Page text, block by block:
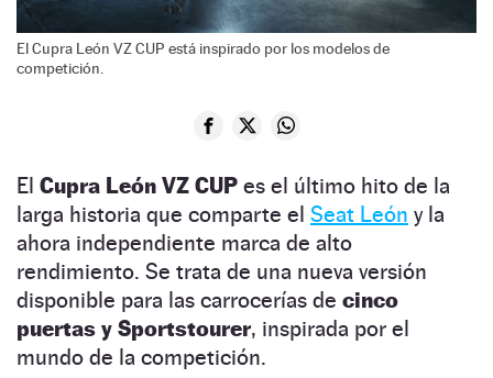
El Cupra León VZ CUP está inspirado por los modelos de
competición.
El Cupra León VZ CUP es el último hito de la
larga historia que comparte el Seat León y la
ahora independiente marca de alto
rendimiento. Se trata de una nueva versión
disponible para las carrocerías de cinco
puertas y Sportstourer, inspirada por el
mundo de la competición.